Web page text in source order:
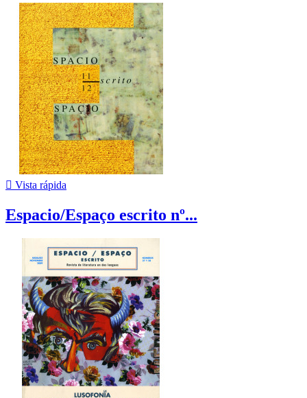
 Vista rápida
Espacio/Espaço escrito nº...